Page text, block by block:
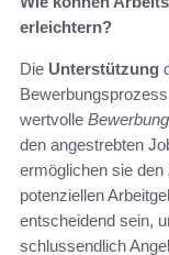
erleichtern?
Die Unterstützung
wertvolle
den angestrebten
ermöglichen sie
potenziellen
entscheidend sein,
schlussendlich